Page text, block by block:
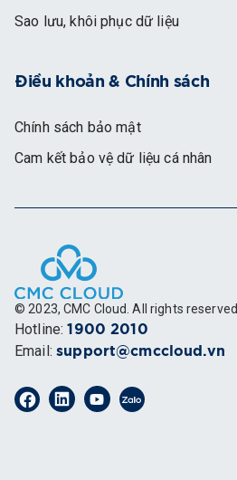
Sao lưu, khôi phục dữ liệu
Điều khoản & Chính sách
Chính sách bảo mật
Cam kết bảo vệ dữ liệu cá nhân
© 2023, CMC Cloud. All rights reserved.
Hotline: 1900 2010
Email: support@cmccloud.vn